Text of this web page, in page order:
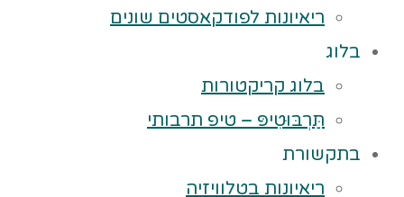
ריאיונות לפודקאסטים שונים
בלוג
בלוג קריקטורות
תַּרְבּוּטִיפּ – טיפ תרבותי
בתקשורת
ריאיונות בטלוויזיה